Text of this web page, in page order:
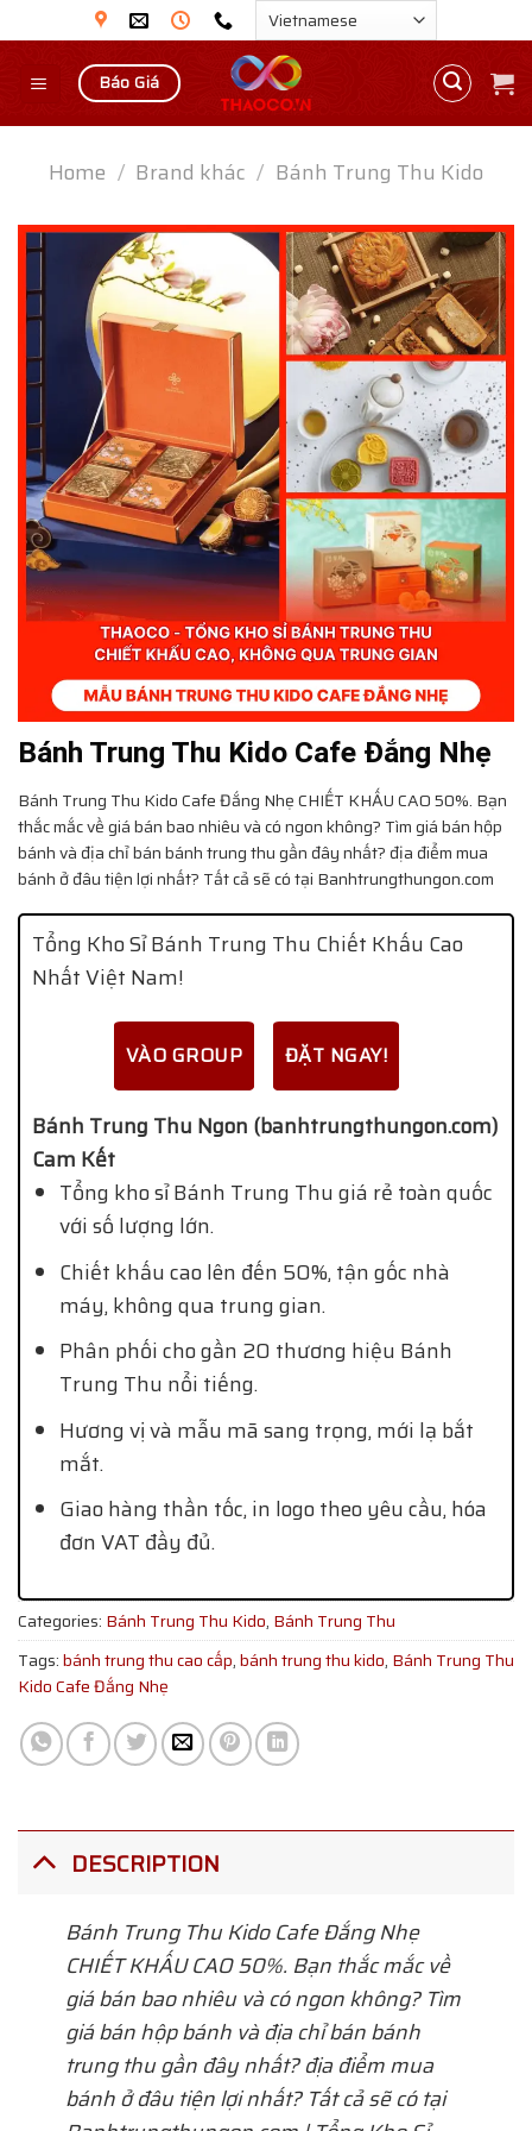
to
content
Báo Giá
Home / Brand khác / Bánh Trung Thu Kido
Bánh Trung Thu Kido Cafe Đắng Nhẹ
Bánh Trung Thu Kido Cafe Đắng NhẹCHIẾT KHẤU CAO 50%. Bạn
thắc mắc về giá bán bao nhiêu và có ngon không? Tìm giá bán hộp
bánh và địa chỉ bán bánh trung thu gần đây nhất? địa điểm mua
bánh ở đâu tiện lợi nhất? Tất cả sẽ có tại Banhtrungthungon.com
Tổng Kho Sỉ Bánh Trung Thu Chiết Khấu Cao
Nhất Việt Nam!
VÀO GROUP ĐẶT NGAY!
Bánh Trung Thu Ngon (banhtrungthungon.com)
Cam Kết
Tổng kho sỉ Bánh Trung Thu giá rẻ toàn quốc
với số lượng lớn.
Chiết khấu cao lên đến 50%, tận gốc nhà
máy, không qua trung gian.
Phân phối cho gần 20 thương hiệu Bánh
Trung Thu nổi tiếng.
Hương vị và mẫu mã sang trọng, mới lạ bắt
mắt.
Giao hàng thần tốc, in logo theo yêu cầu, hóa
đơn VAT đầy đủ.
Categories: Bánh Trung Thu Kido, Bánh Trung Thu
Tags:bánh trung thu cao cấp,bánh trung thu kido, Bánh Trung Thu
Kido Cafe Đắng Nhẹ
DESCRIPTION
Bánh Trung Thu Kido Cafe Đắng Nhẹ
CHIẾT KHẤU CAO 50%. Bạn thắc mắc về
giá bán bao nhiêu và có ngon không? Tìm
giá bán hộp bánh và địa chỉ bán bánh
trung thu gần đây nhất? địa điểm mua
bánh ở đâu tiện lợi nhất? Tất cả sẽ có tại